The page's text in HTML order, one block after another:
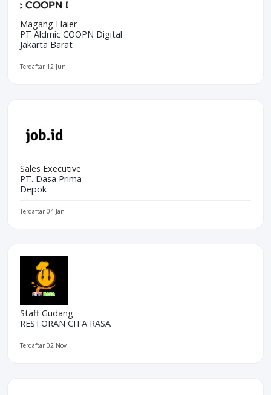
Magang Haier
PT Aldmic COOPN Digital
Jakarta Barat
Terdaftar 12 Jun
Sales Executive
PT. Dasa Prima
Depok
Terdaftar 04 Jan
Staff Gudang
RESTORAN CITA RASA
Terdaftar 02 Nov